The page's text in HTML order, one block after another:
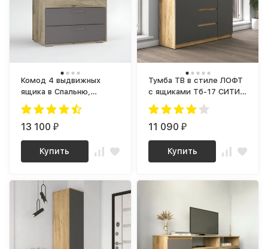
Комод 4 выдвижных
ящика в Спальню,
Детский, в Гостиную, в
Прихожую, ЛОФТ loft
wood studio, для
ЛАЙТ ЛДСП дуб крафт
серый / графит
13 100₽
Купить
Тумба ТВ в стиле ЛОФТ
с ящиками Тб-17 СИТИ
ЛДСП Графит / дуб
Крафт золотой
11 090₽
Купить